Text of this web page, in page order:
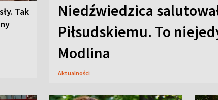
Tak
Niedźwiedzica
Piłsudskiemu. To
Modlina
Aktualności